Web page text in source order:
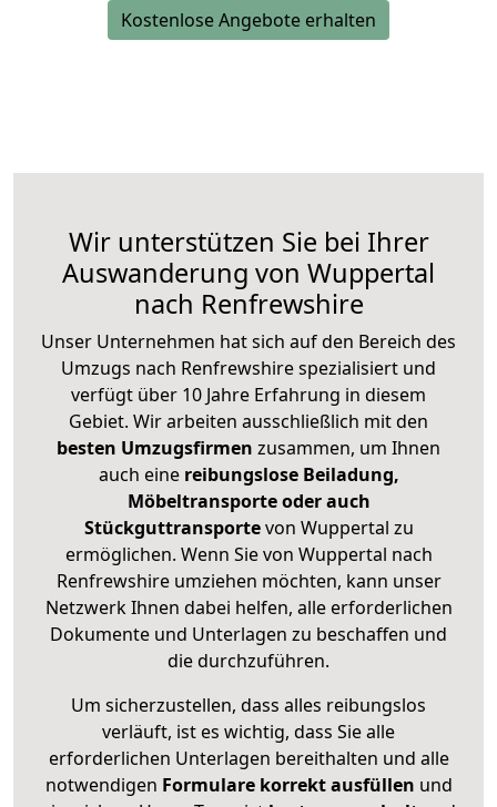
Kostenlose Angebote erhalten
Wir unterstützen Sie bei Ihrer
Auswanderung von Wuppertal
nach Renfrewshire
Unser Unternehmen hat sich auf den Bereich des
Umzugs nach Renfrewshire spezialisiert und
verfügt über 10 Jahre Erfahrung in diesem
Gebiet. Wir arbeiten ausschließlich mit den
besten Umzugsfirmen zusammen, um Ihnen
auch eine reibungslose Beiladung,
Möbeltransporte oder auch
Stückguttransportevon Wuppertal zu
ermöglichen. Wenn Sie von Wuppertal nach
Renfrewshire umziehen möchten, kann unser
Netzwerk Ihnen dabei helfen, alle erforderlichen
Dokumente und Unterlagen zu beschaffen und
die durchzuführen.
Um sicherzustellen, dass alles reibungslos
verläuft, ist es wichtig, dass Sie alle
erforderlichen Unterlagen bereithalten und alle
notwendigen Formulare korrekt ausfüllen und